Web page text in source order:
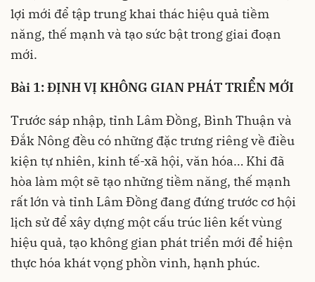
lợi mới để tập trung khai thác hiệu quả tiềm
năng, thế mạnh và tạo sức bật trong giai đoạn
mới.
Bài 1: ĐỊNH VỊ KHÔNG GIAN PHÁT TRIỂN MỚI
Trước sáp nhập, tỉnh Lâm Đồng, Bình Thuận và
Đắk Nông đều có những đặc trưng riêng về điều
kiện tự nhiên, kinh tế-xã hội, văn hóa… Khi đã
hòa làm một sẽ tạo những tiềm năng, thế mạnh
rất lớn và tỉnh Lâm Đồng đang đứng trước cơ hội
lịch sử để xây dựng một cấu trúc liên kết vùng
hiệu quả, tạo không gian phát triển mới để hiện
thực hóa khát vọng phồn vinh, hạnh phúc.